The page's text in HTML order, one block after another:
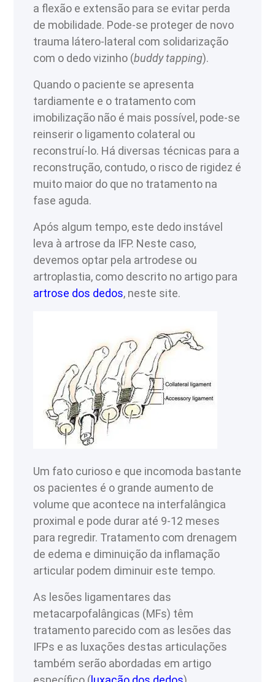
a flexão e extensão para se evitar perda
de mobilidade. Pode-se proteger de novo
trauma látero-lateral com solidarização
com o dedo vizinho (buddy tapping).
Quando o paciente se apresenta
tardiamente e o tratamento com
imobilização não é mais possível, pode-se
reinserir o ligamento colateral ou
reconstruí-lo. Há diversas técnicas para a
reconstrução, contudo, o risco de rigidez é
muito maior do que no tratamento na
fase aguda.
Após algum tempo, este dedo instável
leva à artrose da IFP. Neste caso,
devemos optar pela artrodese ou
artroplastia, como descrito no artigo para
artrose dos dedos, neste site.
Um fato curioso e que incomoda bastante
os pacientes é o grande aumento de
volume que acontece na interfalângica
proximal e pode durar até 9-12 meses
para regredir. Tratamento com drenagem
de edema e diminuição da inflamação
articular podem diminuir este tempo.
As lesões ligamentares das
metacarpofalângicas (MFs) têm
tratamento parecido com as lesões das
IFPs e as luxações destas articulações
também serão abordadas em artigo